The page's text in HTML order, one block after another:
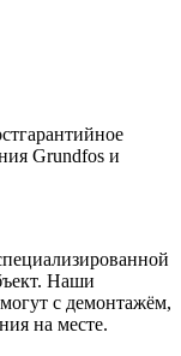
Grundfos и
Наши
с демонтажём,
на месте.